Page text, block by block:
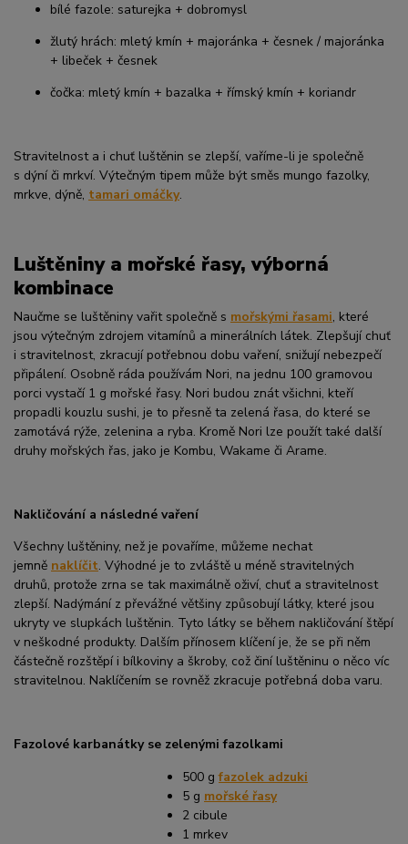
bílé fazole: saturejka + dobromysl
žlutý hrách: mletý kmín + majoránka + česnek / majoránka
+ libeček + česnek
čočka: mletý kmín + bazalka + římský kmín + koriandr
Stravitelnost a i chuť luštěnin se zlepší, vaříme-li je společně
s dýní či mrkví. Výtečným tipem může být směs mungo fazolky,
mrkve, dýně, tamari omáčky.
Luštěniny a mořské řasy, výborná
kombinace
Naučme se luštěniny vařit společně s mořskými řasami, které
jsou výtečným zdrojem vitamínů a minerálních látek. Zlepšují chuť
i stravitelnost, zkracují potřebnou dobu vaření, snižují nebezpečí
připálení. Osobně ráda používám Nori, na jednu 100 gramovou
porci vystačí 1 g mořské řasy. Nori budou znát všichni, kteří
propadli kouzlu sushi, je to přesně ta zelená řasa, do které se
zamotává rýže, zelenina a ryba. Kromě Nori lze použít také další
druhy mořských řas, jako je Kombu, Wakame či Arame.
Nakličování a následné vaření
Všechny luštěniny, než je povaříme, můžeme nechat
jemně naklíčit. Výhodné je to zvláště u méně stravitelných
druhů, protože zrna se tak maximálně oživí, chuť a stravitelnost
zlepší. Nadýmání z převážné většiny způsobují látky, které jsou
ukryty ve slupkách luštěnin. Tyto látky se během nakličování štěpí
v neškodné produkty. Dalším přínosem klíčení je, že se při něm
částečně rozštěpí i bílkoviny a škroby, což činí luštěninu o něco víc
stravitelnou. Naklíčením se rovněž zkracuje potřebná doba varu.
Fazolové karbanátky se zelenými fazolkami
500 gfazolek adzuki
5 g mořské řasy
2 cibule
1 mrkev